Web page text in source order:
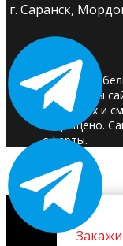
г. Саранск,
© 2025.
Материалы
авторских и
запрещено.
оферты.